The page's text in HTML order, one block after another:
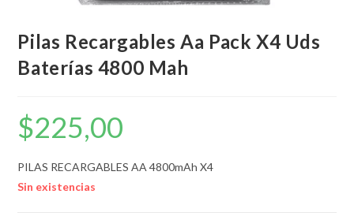
Pilas Recargables Aa Pack X4 Uds
Baterías 4800 Mah
$225,00
PILAS RECARGABLES AA 4800mAh X4
Sin existencias